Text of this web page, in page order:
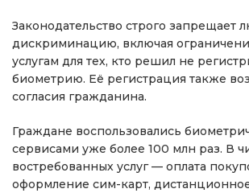
Законодательство строго запрещает
дискриминацию, включая
услугам для тех, кто решил не
биометрию. Её регистрация также
согласия гражданина.
Граждане воспользовались
сервисами уже более 100 млн раз. В
востребованных услуг — оплата
оформление сим-карт,